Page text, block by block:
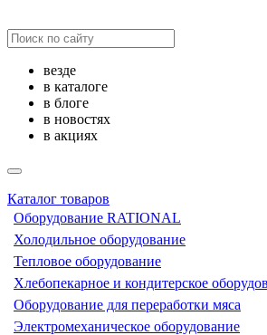
везде
в каталоге
в блоге
в новостях
в акциях
Каталог товаров
Оборудование RATIONAL
Холодильное оборудование
Тепловое оборудование
Хлебопекарное и кондитерское
Оборудование для переработки мяса
Электромеханическое оборудование